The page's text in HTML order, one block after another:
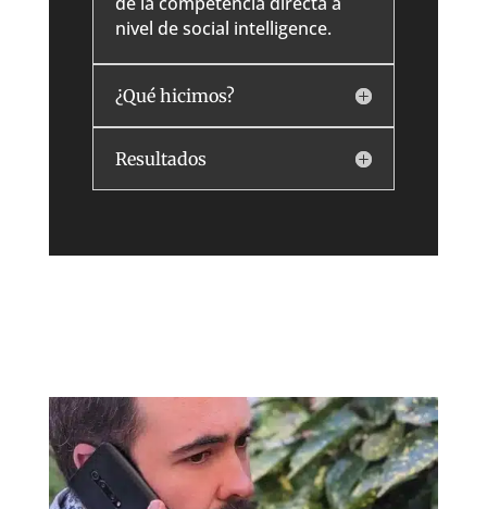
nivel de social intelligence.
¿Qué hicimos?
Resultados